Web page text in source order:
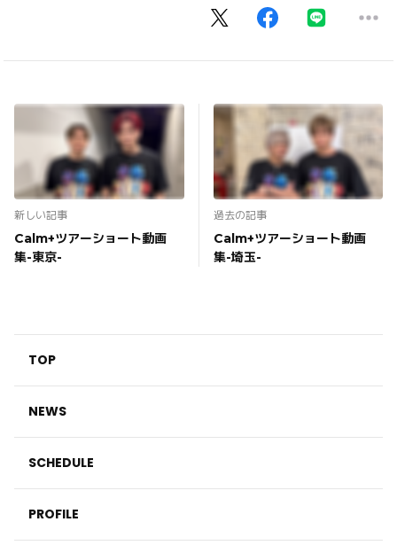
新しい記事
Calm+ツアーショート動画
集-東京-
過去の記事
Calm+ツアーショート動画
集-埼玉-
TOP
NEWS
SCHEDULE
PROFILE